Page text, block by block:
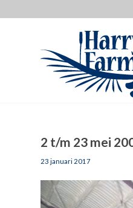
2 t/m 23 mei
23 januari 2017